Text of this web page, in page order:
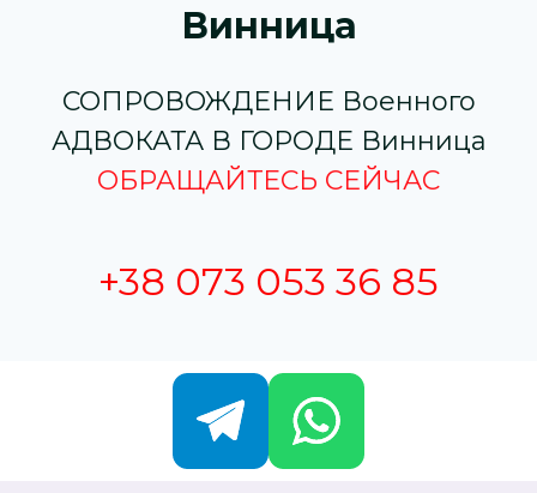
Винница
СОПРОВОЖДЕНИЕ Военного
АДВОКАТА В ГОРОДЕ Винница
ОБРАЩАЙТЕСЬ СЕЙЧАС
+38 073 053 36 85